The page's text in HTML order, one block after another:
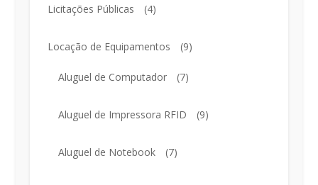
Licitações Públicas (4)
Locação de Equipamentos (9)
Aluguel de Computador (7)
Aluguel de Impressora RFID (9)
Aluguel de Notebook (7)